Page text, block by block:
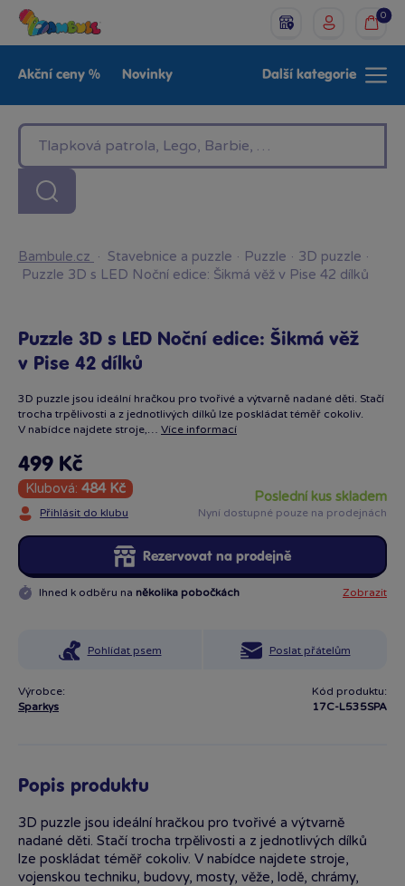
0
Akční ceny % Novinky
LEGO®
Baby Značky
Další kategorie
Bambule.cz · Stavebnice a puzzle · Puzzle · 3D puzzle ·
Puzzle 3D s LED Noční edice: Šikmá věž v Pise 42 dílků
Puzzle 3D s LED Noční edice: Šikmá věž
v Pise 42 dílků
3D puzzle jsou ideální hračkou pro tvořivé a výtvarně nadané děti. Stačí
trocha trpělivosti a z jednotlivých dílků lze poskládat téměř cokoliv.
V nabídce najdete stroje,… Více informací
499 Kč
Klubová: 484 Kč
Přihlásit do klubu
poslední kus skladem
Nyní dostupné pouze na prodejnách
Rezervovat na prodejně
Ihned k odběru na několika pobočkách Zobrazit
Pohlídat psem Poslat přátelům
Výrobce:
Sparkys
Kód produktu:
17C-L535SPA
Popis produktu
3D puzzle jsou ideální hračkou pro tvořivé a výtvarně
nadané děti. Stačí trocha trpělivosti a z jednotlivých dílků
lze poskládat téměř cokoliv. V nabídce najdete stroje,
vojenskou techniku, budovy, mosty, věže, lodě, chrámy,